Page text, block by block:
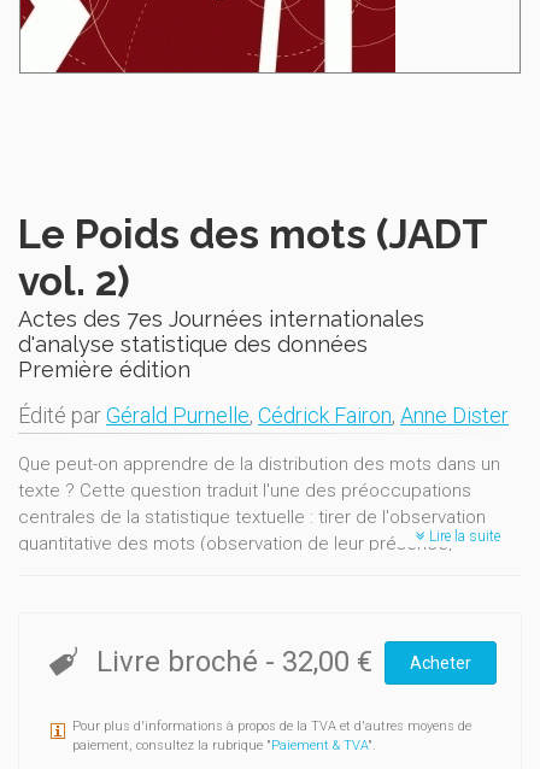
Le Poids des mots (JADT
vol. 2)
Actes des 7es Journées internationales
d'analyse statistique des données
Première édition
Édité parGérald Purnelle, Cédrick Fairon, Anne Dister
Que peut-on apprendre de la distribution des mots dans un
texte ? Cette question traduit l'une des préoccupations
centrales de la statistique textuelle : tirer de l'observation
quantitative des mots (observation de leur présence,
appartiennent.
disciplines scientifiques variées qui prennent le texte comme
objet d'étude, par exemple dans le cadre de l'analyse
Lire la suite
Livre broché - 32,00 € Acheter
Pour plus d'informations à propos de la TVA et d'autres moyens de
paiement, consultez la rubrique "Paiement & TVA".